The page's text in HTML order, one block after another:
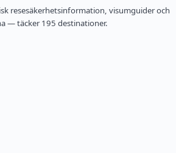
resesäkerhetsinformation, visumguider och
— täcker 195 destinationer.